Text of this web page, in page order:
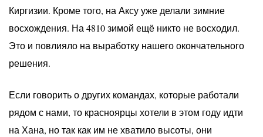
Киргизии. Кроме того, на Аксу уже делали зимние
восхождения. На 4810 зимой ещё никто не восходил.
Это и повлияло на выработку нашего окончательного
решения.
Если говорить о других командах, которые работали
рядом с нами, то красноярцы хотели в этом году идти
на Хана, но так как им не хватило высоты, они